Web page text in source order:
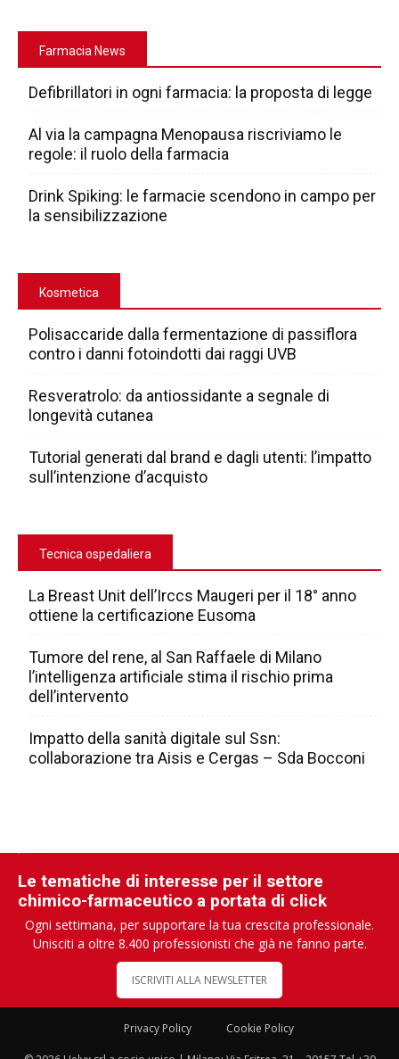
Farmacia News
Defibrillatori in ogni farmacia: la proposta di legge
Al via la campagna Menopausa riscriviamo le
regole: il ruolo della farmacia
Drink Spiking: le farmacie scendono in campo per
la sensibilizzazione
Kosmetica
Polisaccaride dalla fermentazione di passiflora
contro i danni fotoindotti dai raggi UVB
Resveratrolo: da antiossidante a segnale di
longevità cutanea
Tutorial generati dal brand e dagli utenti: l’impatto
sull’intenzione d’acquisto
Tecnica ospedaliera
La Breast Unit dell’Irccs Maugeri per il 18° anno
ottiene la certificazione Eusoma
Tumore del rene, al San Raffaele di Milano
l’intelligenza artificiale stima il rischio prima
dell’intervento
Impatto della sanità digitale sul Ssn:
collaborazione tra Aisis e Cergas – Sda Bocconi
Le tematiche di interesse per il settore
chimico-farmaceutico a portata di click
Ogni settimana, per supportare la tua crescita professionale.
Unisciti a oltre 8.400 professionisti che già ne fanno parte.
ISCRIVITI ALLA NEWSLETTER
Privacy Policy Cookie Policy